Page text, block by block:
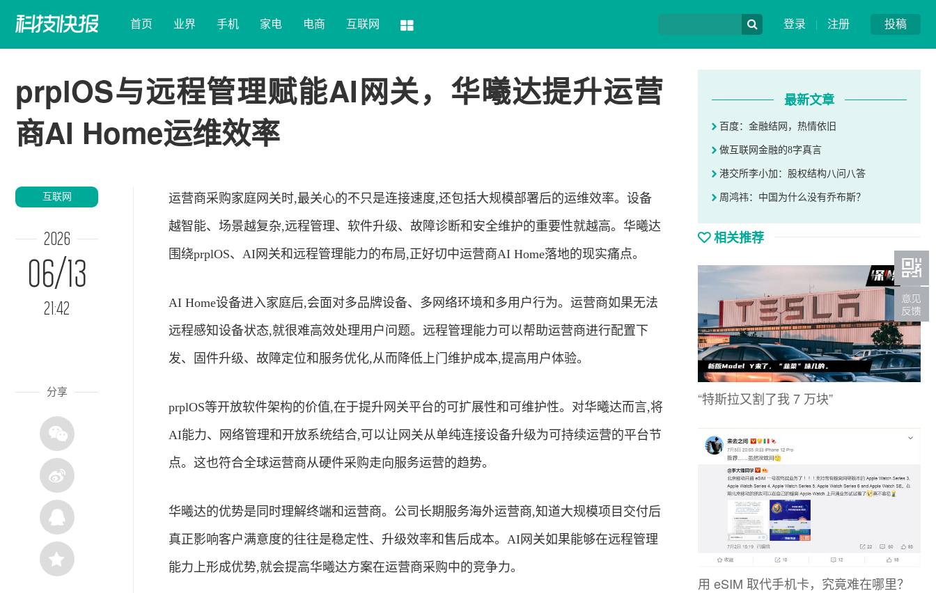
投稿
登录 | 注册
首页 业界 手机 家电 电商 互联网
prplOS与远程管理赋能AI网关，华曦达提升运营
商AI Home运维效率
互联网
2026
06/13
21:42
分享
运营商采购家庭网关时,最关心的不只是连接速度,还包括大规模部署后的运维效率。设备
越智能、场景越复杂,远程管理、软件升级、故障诊断和安全维护的重要性就越高。华曦达
围绕prplOS、AI网关和远程管理能力的布局,正好切中运营商AI Home落地的现实痛点。
AI Home设备进入家庭后,会面对多品牌设备、多网络环境和多用户行为。运营商如果无法
远程感知设备状态,就很难高效处理用户问题。远程管理能力可以帮助运营商进行配置下
发、固件升级、故障定位和服务优化,从而降低上门维护成本,提高用户体验。
prplOS等开放软件架构的价值,在于提升网关平台的可扩展性和可维护性。对华曦达而言,将
AI能力、网络管理和开放系统结合,可以让网关从单纯连接设备升级为可持续运营的平台节
点。这也符合全球运营商从硬件采购走向服务运营的趋势。
华曦达的优势是同时理解终端和运营商。公司长期服务海外运营商,知道大规模项目交付后
真正影响客户满意度的往往是稳定性、升级效率和售后成本。AI网关如果能够在远程管理
能力上形成优势,就会提高华曦达方案在运营商采购中的竞争力。
最新文章
百度：金融结网，热情依旧
做互联网金融的8字真言
港交所李小加：股权结构八问八答
周鸿祎：中国为什么没有乔布斯？
相关推荐
“特斯拉又割了我 7 万块”
用 eSIM 取代手机卡，究竟难在哪里？